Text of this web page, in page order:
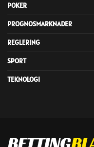
POKER
PROGNOSMARKNADER
REGLERING
SPORT
TEKNOLOGI